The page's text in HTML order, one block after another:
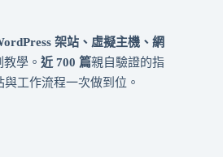
架站、虛擬主機、網
學。 近 700 篇親自驗證的指
工作流程一次做到位。